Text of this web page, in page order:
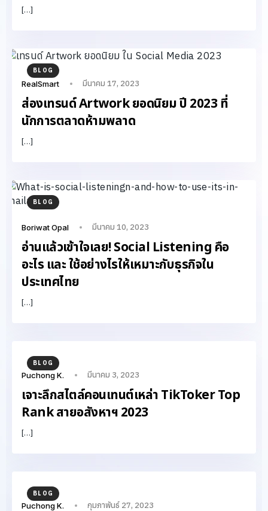
[…]
BLOG
RealSmart มีนาคม 17, 2023
ส่องเทรนด์ Artwork ยอดนิยม ปี 2023 ที่
นักการตลาดห้ามพลาด
[…]
BLOG
Boriwat Opal มีนาคม 10, 2023
อ่านแล้วเข้าใจเลย! Social Listening คือ
อะไร และ ใช้อย่างไรให้เหมาะกับธุรกิจใน
ประเทศไทย
[…]
BLOG
Puchong K. มีนาคม 3, 2023
เจาะลึกสไตล์คอนเทนต์เหล่า TikToker Top
Rank สายอสังหาฯ 2023
[…]
BLOG
Puchong K. กุมภาพันธ์ 27, 2023